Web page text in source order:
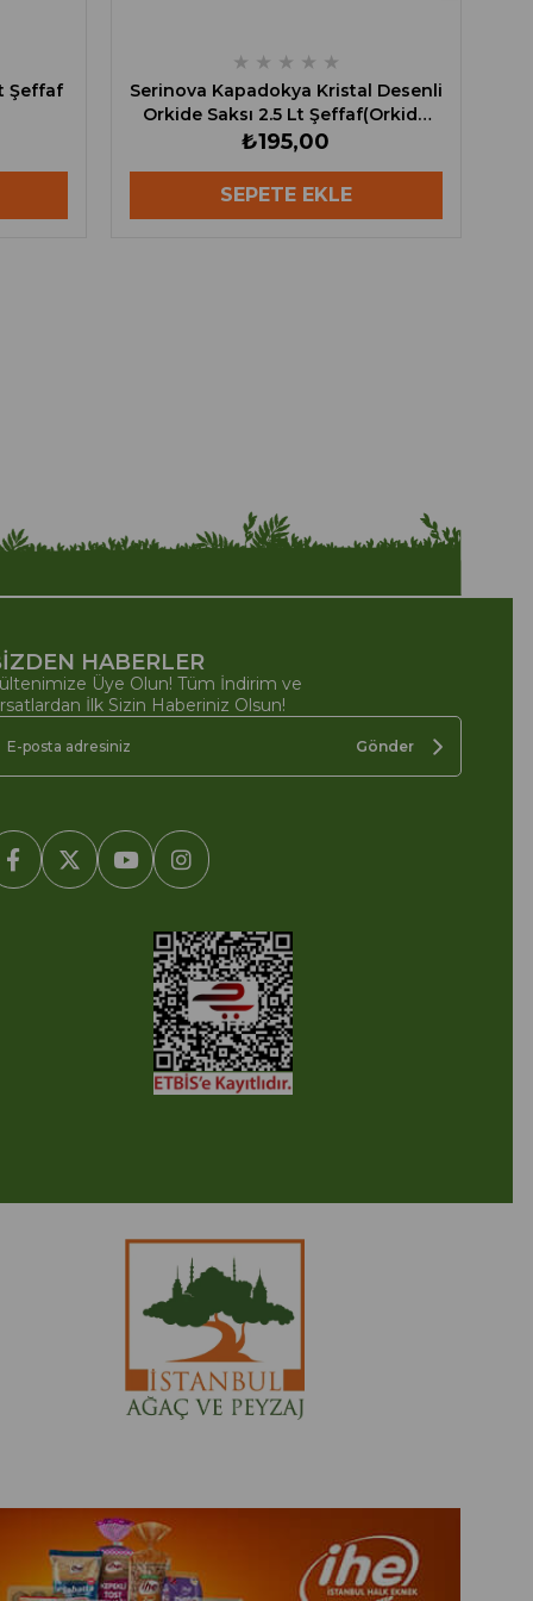
Şeffaf
★ ★ ★ ★ ★
Serinova Kapadokya Kristal Desenli
Orkide Saksı 2.5 Lt Şeffaf(Orkide
Saksı)
₺195,00
SEPETE EKLE
HABERLER
Üye Olun! Tüm İndirim ve
İlk Sizin Haberiniz Olsun!
Gönder